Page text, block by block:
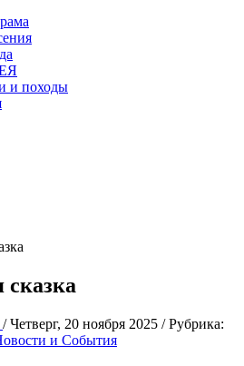
и походы
сказка
/Четверг, 20 ноября 2025 /Рубрика:
и События